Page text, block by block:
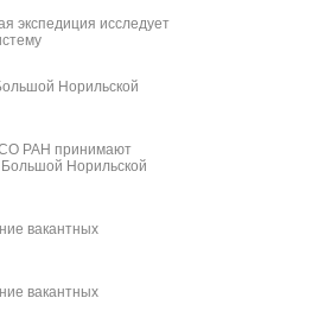
экспедиция исследует
Норильской
РАН принимают
Большой Норильской
вакантных
вакантных